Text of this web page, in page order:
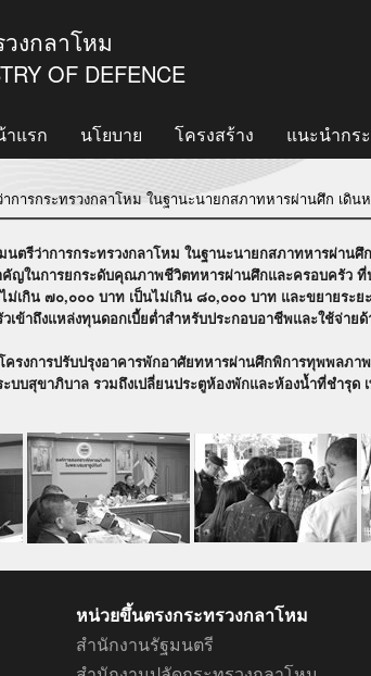
งกลาโหม
OF DEFENCE
แรก นโยบาย โครงสร้าง แนะนำกร
การกระทรวงกลาโหม ในฐานะนายกสภาทหารผ่านศึก เ
าการกระทรวงกลาโหม ในฐานะนายกสภาทหารผ่านศึ
ในการยกระดับคุณภาพชีวิตทหารผ่านศึกและครอบครัว ที่
ม่เกิน ๗๐,๐๐๐ บาท เป็นไม่เกิน ๘๐,๐๐๐ บาท และขยายระ
เข้าถึงแหล่งทุนดอกเบี้ยต่ำสำหรับประกอบอาชีพและใช้จ่าย
ารปรับปรุงอาคารพักอาศัยทหารผ่านศึกพิการทุพพลภ
ะบบสุขาภิบาล รวมถึงเปลี่ยนประตูห้องพักและห้องน้ำที่ชำ
หน่วยขึ้นตรงกระทรวงกลาโหม
สำนักงานรัฐมนตรี